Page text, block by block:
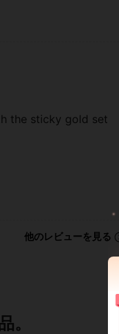
the sticky gold set
他のレビューを見る
。